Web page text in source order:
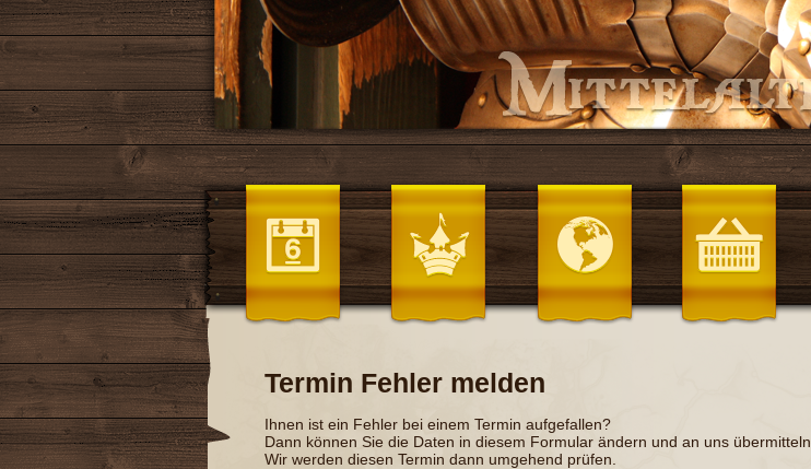
Termin Fehler melden
Ihnen ist ein Fehler bei einem Termin aufgefallen?
Dann können Sie die Daten in diesem Formular ändern und an uns übermitteln.
Wir werden diesen Termin dann umgehend prüfen.